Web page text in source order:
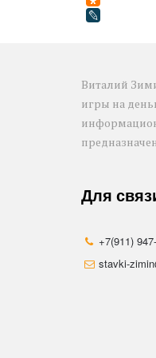
Виталий
игры на
Для
+7(911)
stavki-